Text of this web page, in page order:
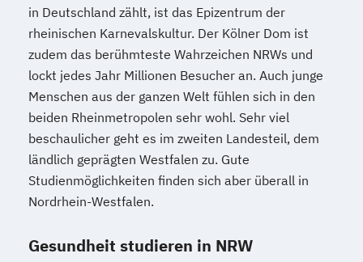
in Deutschland zählt, ist das Epizentrum der
rheinischen Karnevalskultur. Der Kölner Dom ist
zudem das berühmteste Wahrzeichen NRWs und
lockt jedes Jahr Millionen Besucher an. Auch junge
Menschen aus der ganzen Welt fühlen sich in den
beiden Rheinmetropolen sehr wohl. Sehr viel
beschaulicher geht es im zweiten Landesteil, dem
ländlich geprägten Westfalen zu. Gute
Studienmöglichkeiten finden sich aber überall in
Nordrhein-Westfalen.
Gesundheit studieren in NRW